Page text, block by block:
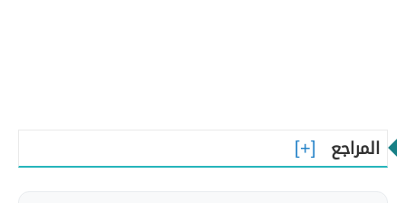
المراجع